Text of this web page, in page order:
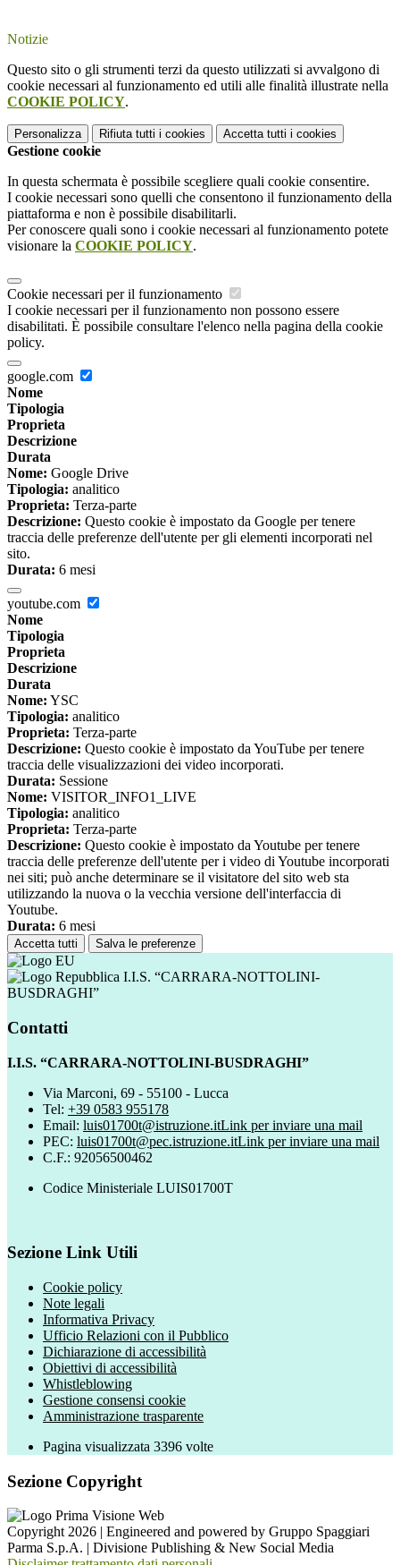
Notizie
Questo sito o gli strumenti terzi da questo utilizzati si avvalgono di
cookie necessari al funzionamento ed utili alle finalità illustrate nella
COOKIE POLICY.
Personalizza Rifiuta tutti i cookies Accetta tutti i cookies
Gestione cookie
In questa schermata è possibile scegliere quali cookie consentire.
I cookie necessari sono quelli che consentono il funzionamento della
piattaforma e non è possibile disabilitarli.
Per conoscere quali sono i cookie necessari al funzionamento potete
visionare la COOKIE POLICY.
Cookie necessari per il funzionamento
I cookie necessari per il funzionamento non possono essere
disabilitati. È possibile consultare l'elenco nella pagina della cookie
policy.
google.com
Nome
Tipologia
Proprieta
Descrizione
Durata
Nome: Google Drive
Tipologia: analitico
Proprieta: Terza-parte
Descrizione: Questo cookie è impostato da Google per tenere
traccia delle preferenze dell'utente per gli elementi incorporati nel
sito.
Durata: 6 mesi
youtube.com
Nome
Tipologia
Proprieta
Descrizione
Durata
Nome: YSC
Tipologia: analitico
Proprieta: Terza-parte
Descrizione: Questo cookie è impostato da YouTube per tenere
traccia delle visualizzazioni dei video incorporati.
Durata: Sessione
Nome: VISITOR_INFO1_LIVE
Tipologia: analitico
Proprieta: Terza-parte
Descrizione: Questo cookie è impostato da Youtube per tenere
traccia delle preferenze dell'utente per i video di Youtube incorporati
nei siti; può anche determinare se il visitatore del sito web sta
utilizzando la nuova o la vecchia versione dell'interfaccia di
Youtube.
Durata: 6 mesi
Accetta tutti Salva le preferenze
I.I.S. “CARRARA-NOTTOLINI-
BUSDRAGHI”
Contatti
I.I.S. “CARRARA-NOTTOLINI-BUSDRAGHI”
Via Marconi, 69 - 55100 - Lucca
Tel: +39 0583 955178
Email: luis01700t@istruzione.itLink per inviare una mail
PEC: luis01700t@pec.istruzione.itLink per inviare una mail
C.F.: 92056500462
Codice Ministeriale LUIS01700T
Sezione Link Utili
Cookie policy
Note legali
Informativa Privacy
Ufficio Relazioni con il Pubblico
Dichiarazione di accessibilità
Obiettivi di accessibilità
Whistleblowing
Gestione consensi cookie
Amministrazione trasparente
Pagina visualizzata 3396 volte
Sezione Copyright
Copyright 2026 | Engineered and powered by Gruppo Spaggiari
Parma S.p.A. | Divisione Publishing & New Social Media